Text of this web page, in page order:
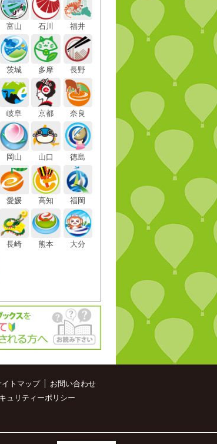
富山 石川 福井
茨城 多摩 長野
岐阜 京都 奈良
岡山 山口 徳島
愛媛 高知 福岡
長崎 熊本 大分
イトマップ
お問い合わせ
ュリティーポリシー